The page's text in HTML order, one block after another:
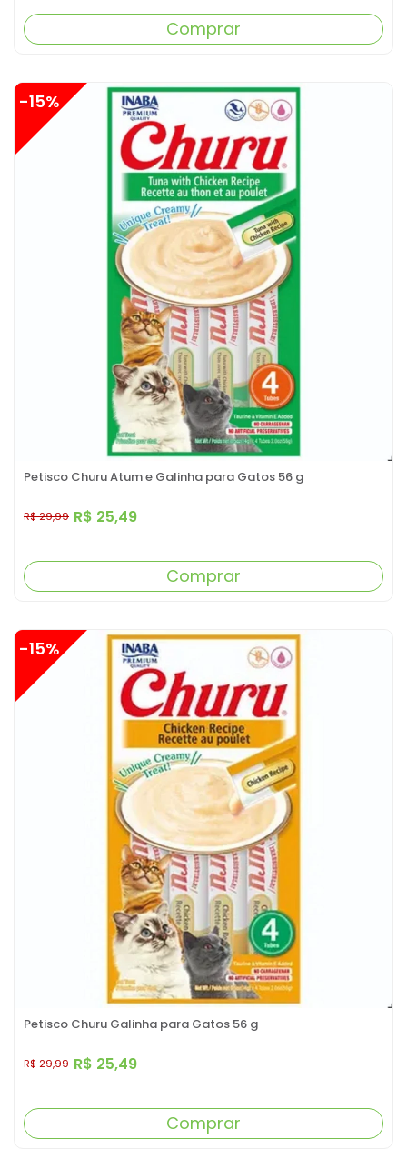
Comprar
Petisco Churu Atum e Galinha para Gatos 56 g
R$ 25,49
R$ 29,99
-15%
Comprar
Petisco Churu Galinha para Gatos 56 g
R$ 25,49
R$ 29,99
-15%
Comprar